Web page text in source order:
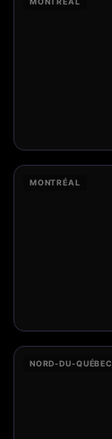
MONTRÉAL
NORD-DU-QUÉBEC